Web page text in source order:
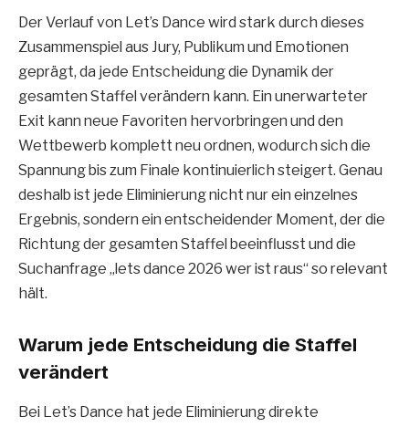
Der Verlauf von Let’s Dance wird stark durch dieses
Zusammenspiel aus Jury, Publikum und Emotionen
geprägt, da jede Entscheidung die Dynamik der
gesamten Staffel verändern kann. Ein unerwarteter
Exit kann neue Favoriten hervorbringen und den
Wettbewerb komplett neu ordnen, wodurch sich die
Spannung bis zum Finale kontinuierlich steigert. Genau
deshalb ist jede Eliminierung nicht nur ein einzelnes
Ergebnis, sondern ein entscheidender Moment, der die
Richtung der gesamten Staffel beeinflusst und die
Suchanfrage „lets dance 2026 wer ist raus“ so relevant
hält.
Warum jede Entscheidung die Staffel
verändert
Bei Let’s Dance hat jede Eliminierung direkte